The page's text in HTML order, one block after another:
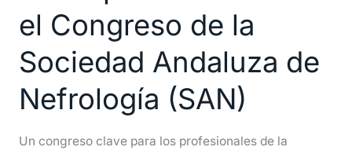
el Congreso de la
Sociedad Andaluza de
Nefrología (SAN)
Un congreso clave para los profesionales de la
el
Congreso
la
Andaluza